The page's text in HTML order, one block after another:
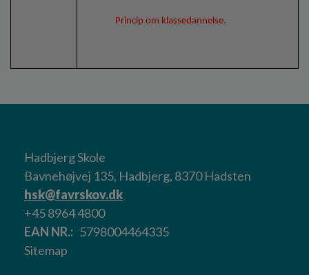
Princip om klassedannelse.
Hadbjerg Skole
Bavnehøjvej 135, Hadbjerg, 8370 Hadsten
hsk@favrskov.dk
+45 8964 4800
EAN NR.
5798004464335
Sitemap